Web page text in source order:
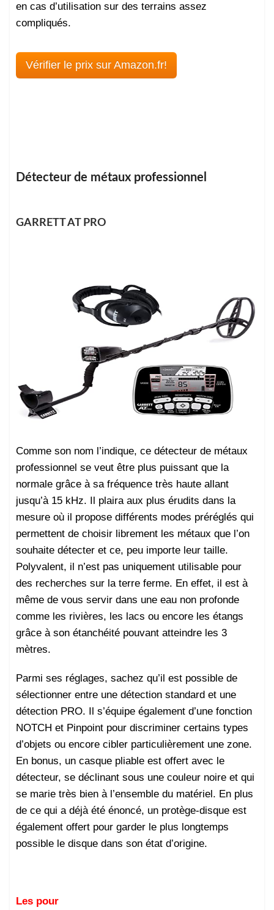
en cas d’utilisation sur des terrains assez
compliqués.
Vérifier le prix sur Amazon.fr!
Détecteur de métaux professionnel
GARRETT AT PRO
Comme son nom l’indique, ce détecteur de métaux
professionnel se veut être plus puissant que la
normale grâce à sa fréquence très haute allant
jusqu’à 15 kHz. Il plaira aux plus érudits dans la
mesure où il propose différents modes préréglés qui
permettent de choisir librement les métaux que l’on
souhaite détecter et ce, peu importe leur taille.
Polyvalent, il n’est pas uniquement utilisable pour
des recherches sur la terre ferme. En effet, il est à
même de vous servir dans une eau non profonde
comme les rivières, les lacs ou encore les étangs
grâce à son étanchéité pouvant atteindre les 3
mètres.
Parmi ses réglages, sachez qu’il est possible de
sélectionner entre une détection standard et une
détection PRO. Il s’équipe également d’une fonction
NOTCH et Pinpoint pour discriminer certains types
d’objets ou encore cibler particulièrement une zone.
En bonus, un casque pliable est offert avec le
détecteur, se déclinant sous une couleur noire et qui
se marie très bien à l’ensemble du matériel. En plus
de ce qui a déjà été énoncé, un protège-disque est
également offert pour garder le plus longtemps
possible le disque dans son état d’origine.
Les pour